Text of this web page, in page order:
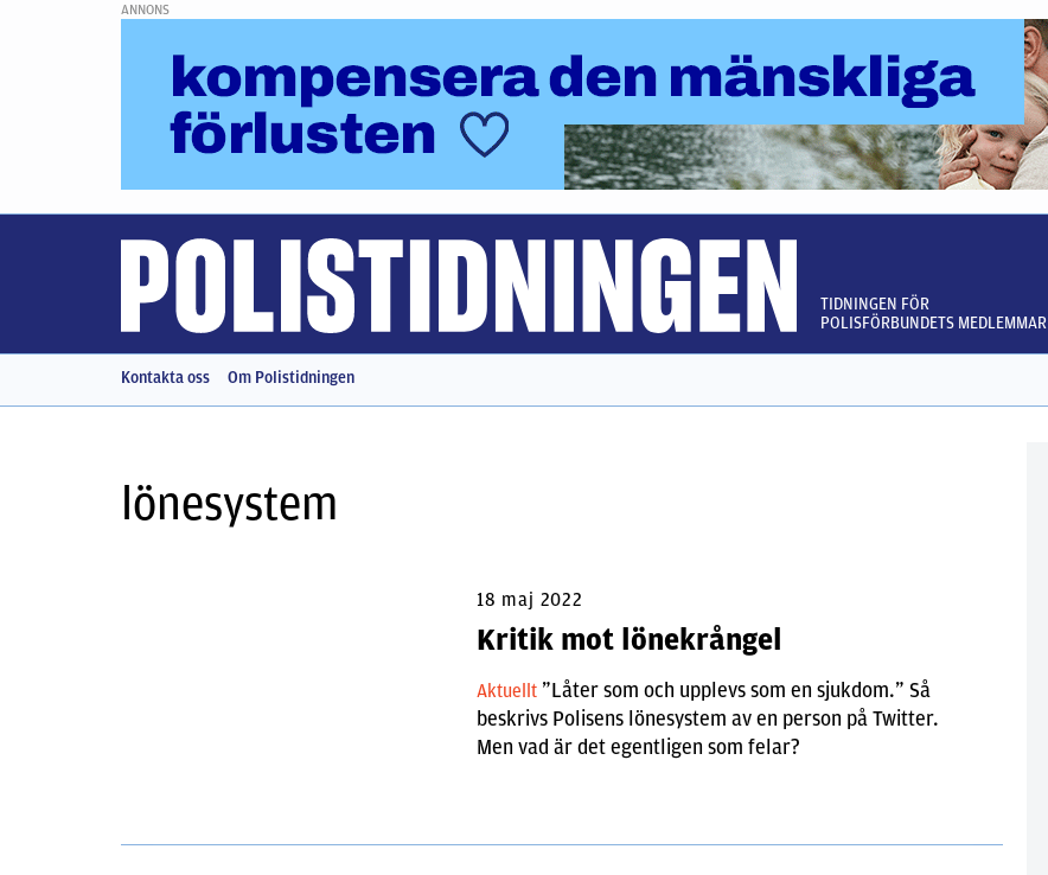
ANNONS
TIDNINGEN FÖR
POLISFÖRBUNDETS MEDLEMMAR
Kontakta oss Om Polistidningen
lönesystem
18 maj 2022
Kritik mot lönekrångel
Aktuellt ”Låter som och upplevs som en sjukdom.” Så
beskrivs Polisens lönesystem av en person på Twitter.
Men vad är det egentligen som felar?